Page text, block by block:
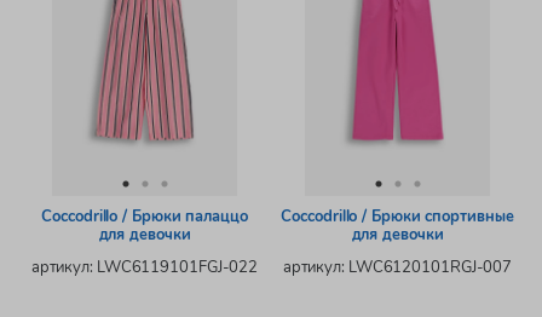
Coccodrillo / Брюки палаццо
для девочки
артикул: LWC6119101FGJ-022
Coccodrillo / Брюки спортивные
для девочки
артикул: LWC6120101RGJ-007